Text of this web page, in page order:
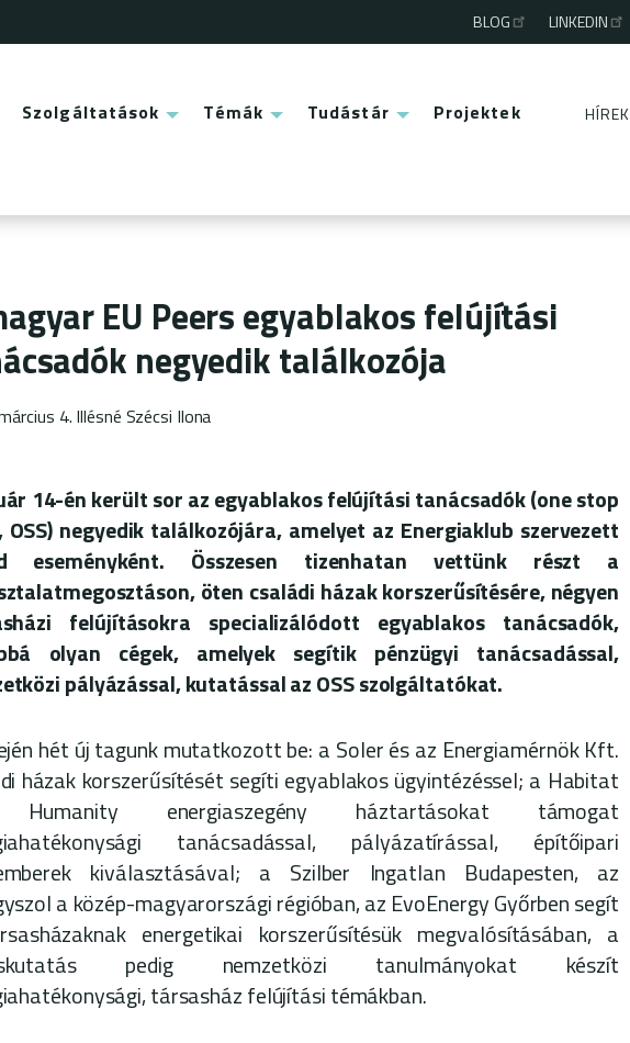
ENERGIAKLUB
Szolgáltatások Témák Tudástár Projektek HÍREK
Third
BLOG LINKEDIN
EU Peers egyablakos felújítási
negyedik találkozója
4. Illésné Szécsi Ilona
14-én került sor az egyablakos felújítási tanácsadók (one stop
OSS) negyedik találkozójára, amelyet az Energiaklub szervezett
eseményként. Összesen tizenhatan vettünk részt a
öten családi házak korszerűsítésére, négyen
felújításokra specializálódott egyablakos tanácsadók,
olyan cégek, amelyek segítik pénzügyi tanácsadással,
pályázással, kutatással az OSS szolgáltatókat.
hét új tagunk mutatkozott be: a Soler és az Energiamérnök Kft.
házak korszerűsítését segíti egyablakos ügyintézéssel; a Habitat
energiaszegény háztartásokat támogat
tanácsadással, pályázatírással, építőipari
kiválasztásával; a Szilber Ingatlan Budapesten, az
a közép-magyarországi régióban, az EvoEnergy Győrben segít
energetikai korszerűsítésük megvalósításában, a
pedig nemzetközi tanulmányokat készít
társasház felújítási témákban.